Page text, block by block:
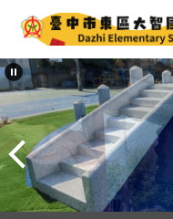
要
內
容
區